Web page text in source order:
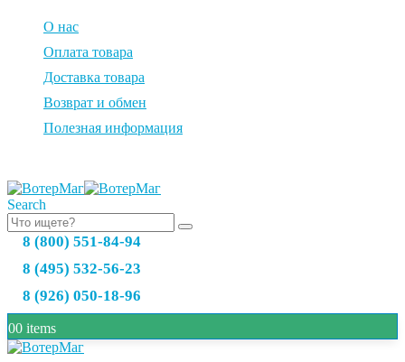
О нас
Оплата товара
Доставка товара
Возврат и обмен
Полезная информация
Search
8 (800) 551-84-94
8 (495) 532-56-23
8 (926) 050-18-96
00 items